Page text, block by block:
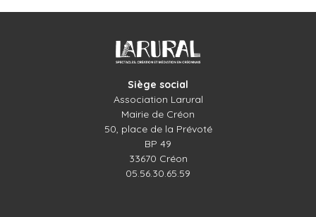
Siège social
Association Larural
Mairie de Créon
50, place de la Prévoté
BP 49
33670 Créon
05.56.30.65.59